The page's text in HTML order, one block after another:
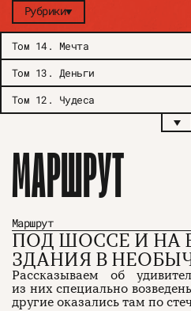
Рубрики
Том 14.
Мечта
Том 13 . Деньги
Том 12 . Чудеса
МАРШРУТ
Маршрут
ПОД ШОССЕ И НА
ЗДАНИЯ В
Рассказываем об
из них специально
другие оказались там по